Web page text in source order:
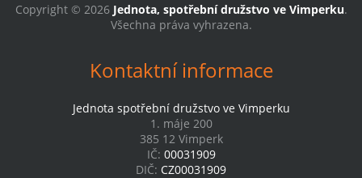
Copyright © 2026 Jednota, spotřební družstvo ve Vimperku.
Všechna práva vyhrazena.
Kontaktní informace
Jednota spotřební družstvo ve Vimperku
1. máje 200
385 12 Vimperk
IČ: 00031909
DIČ: CZ00031909